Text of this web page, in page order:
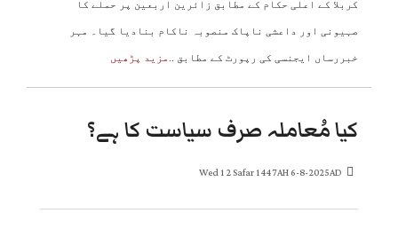
کربلا کے اعلی حکام کے مطابق زائرین اربعین پر حملے کا
صہیونی اور داعشی ناپاک منصوبہ ناکام بنادیا گیا۔ مہر
خبررساں ایجنسی کی رپورٹ کے مطابق ..مزید پڑھیں
کیا مُعاملہ صرف سیاست کا ہے؟
Wed 12 Safar 1447AH 6-8-2025AD